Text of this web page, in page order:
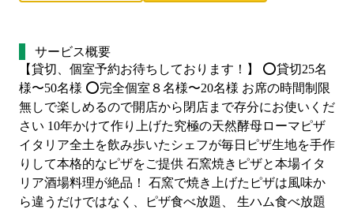
サービス概要
【貸切、個室予約お待ちしております！】 ⭕️貸切25名
様〜50名様 ⭕️完全個室８名様〜20名様 お席の時間制限
無しで楽しめるので開店から閉店まで存分にお使いくだ
さい 10年かけて作り上げた究極の天然酵母ローマピザ
イタリア全土を飲み歩いたシェフが毎日ピザ生地を手作
りして本格的なピザをご提供 石窯焼きピザと本場イタ
リア酒場料理が絶品！ 石窯で焼き上げたピザは風味か
ら違うだけではなく、ピザ食べ放題、 生ハム食べ放題